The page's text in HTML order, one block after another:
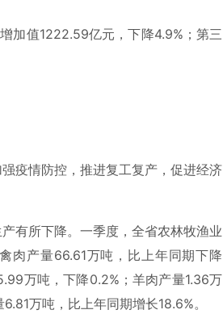
加值1222.59亿元，下降4.9%；第三
疫情防控，推进复工复产，促进经济
有所下降。一季度，全省农林牧渔业
肉产量66.61万吨，比上年同期下降
万吨，下降0.2%；羊肉产量1.36万
万吨，比上年同期增长18.6%。